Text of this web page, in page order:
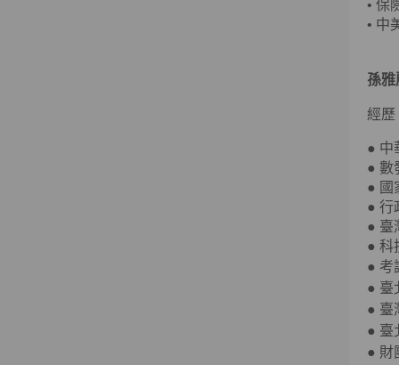
• 保
• 中
孫
經歷
● 中
● 數
● 國
● 行
● 臺
● 科
● 考
● 臺
● 臺
● 臺
● 財